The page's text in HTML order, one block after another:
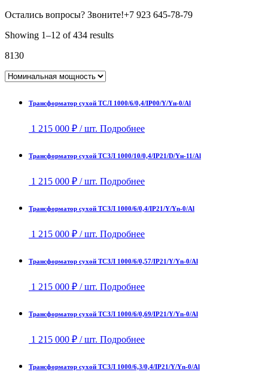
Остались вопросы? Звоните!+7 923 645-78-79
Showing 1–12 of 434 results
8130
Трансформатор сухой ТСЛ 1000/6/0,4/IP00/Y/Yн-0/Al
1 215 000 ₽ / шт. Подробнее
Трансформатор сухой ТСЗЛ 1000/10/0,4/IP21/D/Yн-11/Al
1 215 000 ₽ / шт. Подробнее
Трансформатор сухой ТСЗЛ 1000/6/0,4/IP21/Y/Yn-0/Al
1 215 000 ₽ / шт. Подробнее
Трансформатор сухой ТСЗЛ 1000/6/0,57/IP21/Y/Yn-0/Al
1 215 000 ₽ / шт. Подробнее
Трансформатор сухой ТСЗЛ 1000/6/0,69/IP21/Y/Yn-0/Al
1 215 000 ₽ / шт. Подробнее
Трансформатор сухой ТСЗЛ 1000/6,3/0,4/IP21/Y/Yn-0/Al